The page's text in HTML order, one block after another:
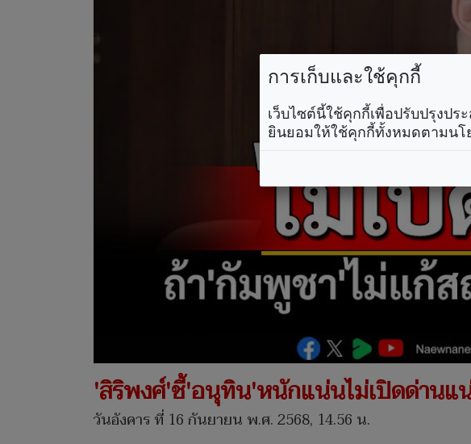
'สิริพงศ์'ชี้'อนุทิน'หนักแน่นไม่เปิดด่านแ
วันอังคาร ที่ 16 กันยายน พ.ศ. 2568, 14.56 น.
การเก็บและใช้คุกกี้
เว็บไซต์นี้ใช้คุกกี้เพื่อปรับปรุงป
ยินยอมให้ใช้คุกกี้ทั้งหมดตามนโ